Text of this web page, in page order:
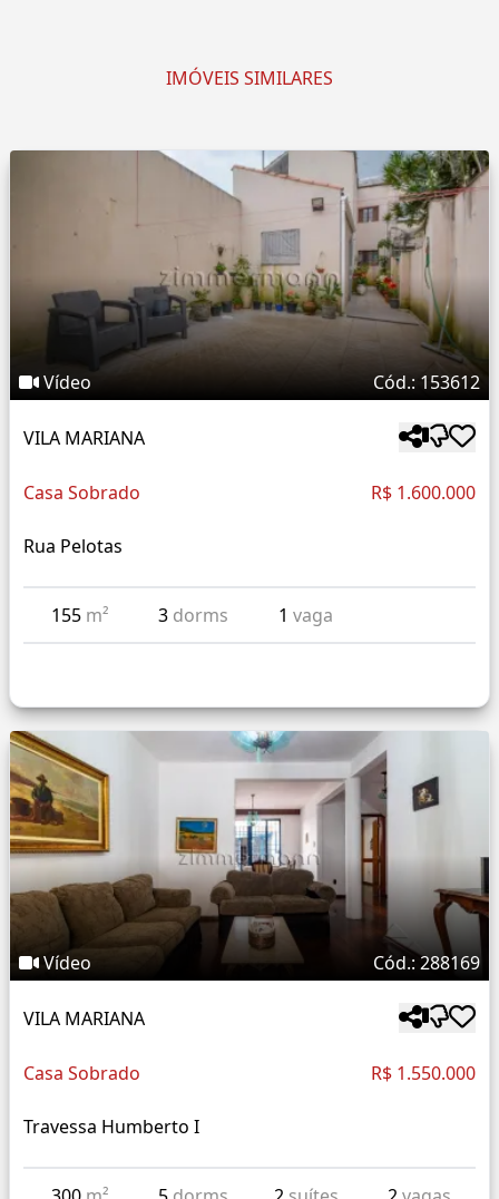
IMÓVEIS SIMILARES
Vídeo Cód.: 153612
VILA MARIANA
Casa Sobrado R$ 1.600.000
Rua Pelotas
155 m² 3 dorms 1vaga
Vídeo Cód.: 288169
VILA MARIANA
Casa Sobrado R$ 1.550.000
Travessa Humberto I